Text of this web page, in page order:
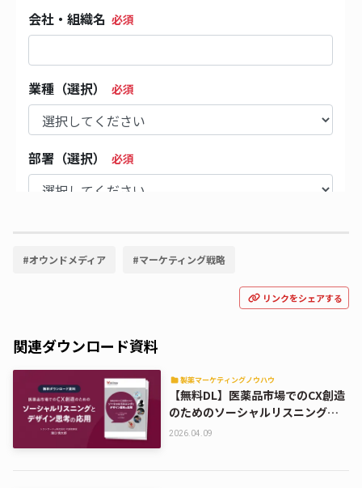
#オウンドメディア #マーケティング戦略
リンクをシェアする
関連ダウンロード資料
製薬マーケティングノウハウ
【無料DL】医薬品市場でのCX創造
のためのソーシャルリスニングと
デザイン思考の応用
2026.04.09